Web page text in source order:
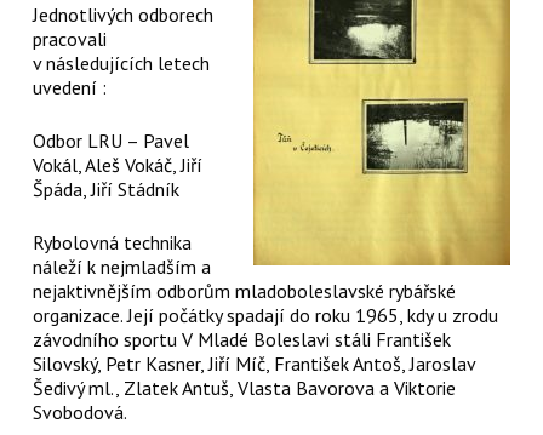
Jednotlivých odborech
pracovali
v následujících letech
uvedení :
Odbor LRU – Pavel
Vokál, Aleš Vokáč, Jiří
Špáda, Jiří Stádník
Rybolovná technika
náleží k nejmladším a
nejaktivnějším odborům mladoboleslavské rybářské
organizace. Její počátky spadají do roku 1965, kdy u zrodu
závodního sportu V Mladé Boleslavi stáli František
Silovský, Petr Kasner, Jiří Míč, František Antoš, Jaroslav
Šedivý ml., Zlatek Antuš, Vlasta Bavorova a Viktorie
Svobodová.